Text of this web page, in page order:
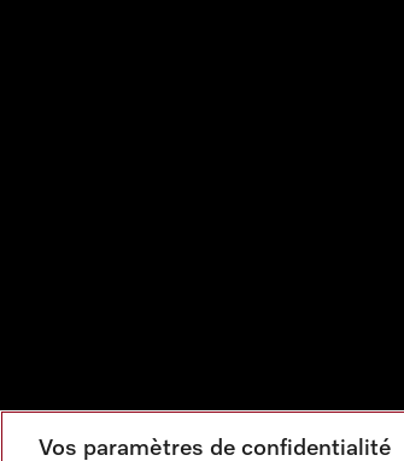
Vos paramètres de confidentialité